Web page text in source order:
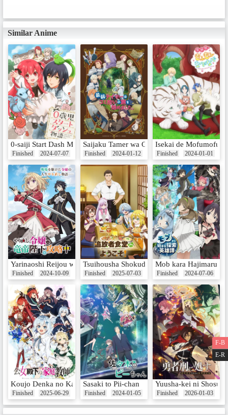
Similar Anime
0-saiji Start Dash Monogatari
Finished 2024-07-07
Saijaku Tamer wa Gomi Hiroi no Tabi wo
Finished 2024-01-12
Isekai de Mofumofu
Finished 2024-01-01
Yarinaoshi Reijou wa Ryuutei Heika wo Kouryakuchuu
Finished 2024-10-09
Tsuihousha Shokudou e Youkoso!
Finished 2025-07-03
Mob kara Hajimaru
Finished 2024-07-06
Koujo Denka no Kateikyoushi
Finished 2025-06-29
Sasaki to Pii-chan
Finished 2024-01-05
Yuusha-kei ni Shosu:
Finished 2026-01-03
F-B
E-R